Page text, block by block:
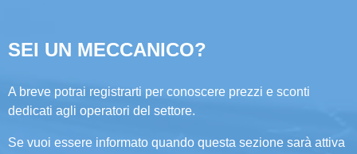
SEI UN MECCANICO?
A breve potrai registrarti per conoscere prezzi e sconti
dedicati agli operatori del settore.
Se vuoi essere informato quando questa sezione sarà attiva